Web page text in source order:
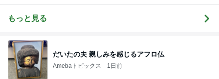
もっと見る
だいたの夫 親しみを感じるアフロ仏
Amebaトピックス 1日前